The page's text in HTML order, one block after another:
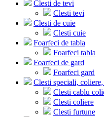
Clesti de tevi
Clesti tevi
Clesti de cuie
Clesti cuie
Foarfeci de tabla
Foarfeci tabla
Foarfeci de gard
Foarfeci gard
Clesti speciali,
Clesti cablu
Clesti coliere
Clesti furtune